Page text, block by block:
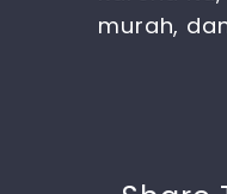
murah,